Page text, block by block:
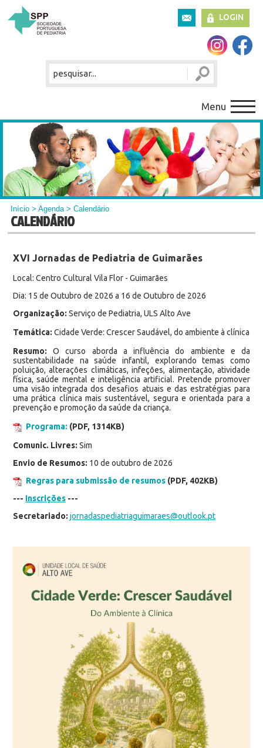
LOGIN
Menu
Início >Agenda> Calendário
CALENDÁRIO
XVI Jornadas de Pediatria de Guimarães
Local: Centro Cultural Vila Flor - Guimarães
Dia: 15 de Outubro de 2026 a 16 de Outubro de 2026
Organização: Serviço de Pediatria, ULS Alto Ave
Temática: Cidade Verde: Crescer Saudável, do ambiente à clínica
Resumo: O curso aborda a influência do ambiente e da
sustentabilidade na saúde infantil, explorando temas como
poluição, alterações climáticas, infeções, alimentação, atividade
física, saúde mental e inteligência artificial. Pretende promover
uma visão integrada dos desafios atuais e das estratégias para
uma prática clínica mais sustentável, segura e orientada para a
prevenção e promoção da saúde da criança.
Programa: (PDF, 1314KB)
Comunic. Livres: Sim
Envio de Resumos: 10 de outubro de 2026
Regras para submissão de resumos(PDF, 402KB)
--- Inscrições---
Secretariado: jornadaspediatriaguimaraes@outlook.pt